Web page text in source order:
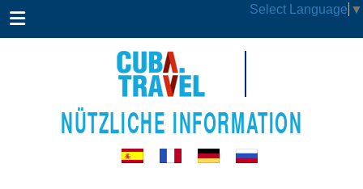
Select Language ▼
NÜTZLICHE INFORMATION